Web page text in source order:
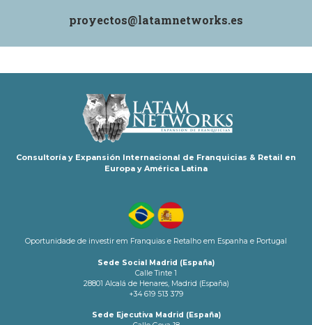
proyectos@latamnetworks.es
Consultoría y Expansión Internacional de Franquicias & Retail en
Europa y América Latina
Oportunidade de investir em Franquias e Retalho em Espanha e Portugal
Sede Social Madrid (España)
Calle Tinte 1
28801 Alcalá de Henares, Madrid (España)
+34 619 513 379
Sede Ejecutiva Madrid (España)